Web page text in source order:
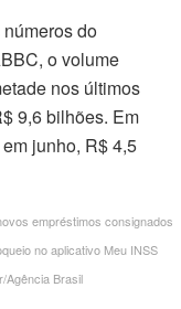
do
o volume
nos últimos
9,6 bilhões. Em
junho, R$ 4,5
empréstimos consignados
no aplicativo Meu INSS
Agência Brasil